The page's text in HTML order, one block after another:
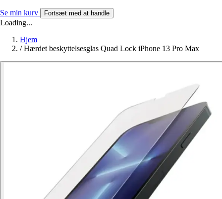
Se min kurv Fortsæt med at handle
Loading...
Hjem
/ Hærdet beskyttelsesglas Quad Lock iPhone 13 Pro Max